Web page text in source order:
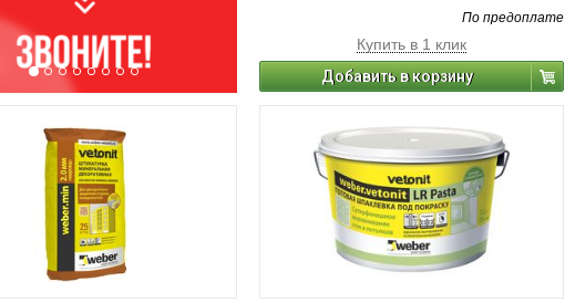
По предоплате
Купить в 1 клик
Добавить в корзину